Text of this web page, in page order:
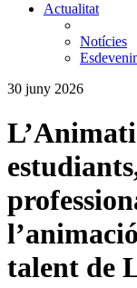
Actualitat
Notícies
30 juny 2026
talent de